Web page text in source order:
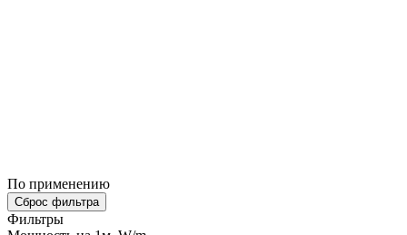
По применению
Сброс фильтра
Фильтры